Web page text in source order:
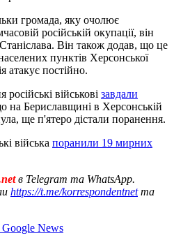
громада, яку очолює
російській окупації, він
Він також додав, що це
пунктів Херсонської
атакує постійно.
військові завдали
на Бериславщині в Херсонській
ще п'ятеро дістали поранення.
війська поранили 19 мирних
в Telegram та WhatsApp.
https://t.me/korrespondentnetта
News